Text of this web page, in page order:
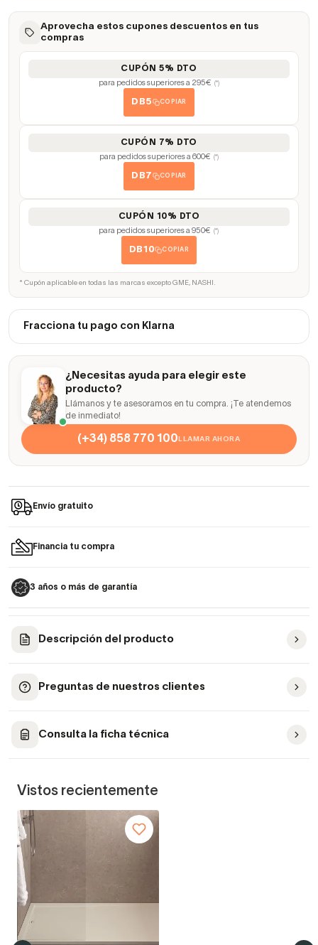
Aprovecha estos cupones descuentos en tus
compras
CUPÓN 5% DTO
para pedidos superiores a 295€ (*)
DB5 COPIAR
CUPÓN 7% DTO
para pedidos superiores a 600€ (*)
DB7 COPIAR
CUPÓN 10% DTO
para pedidos superiores a 950€ (*)
DB10 COPIAR
* Cupón aplicable en todas las marcas excepto GME, NASHI.
Fracciona tu pago con Klarna
¿Necesitas ayuda para elegir este
producto?
Llámanos y te asesoramos en tu compra. ¡Te atendemos
de inmediato!
(+34) 858 770 100LLAMAR AHORA
Envío gratuito
Financia tu compra
3 años o más de garantía
Descripción del producto
Preguntas de nuestros clientes
Consulta la ficha técnica
Vistos recientemente